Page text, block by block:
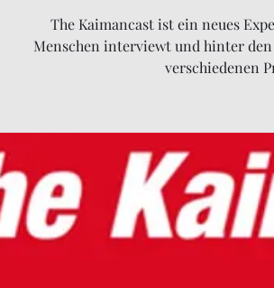
The Kaimancast ist ein neues
Menschen interviewt und hinter
verschiedenen